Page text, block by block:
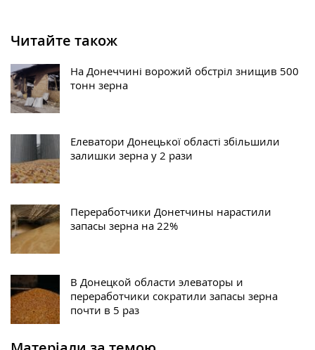
Читайте також
На Донеччині ворожий обстріл знищив 500
тонн зерна
Елеватори Донецької області збільшили
залишки зерна у 2 рази
Переработчики Донетчины нарастили
запасы зерна на 22%
В Донецкой области элеваторы и
переработчики сократили запасы зерна
почти в 5 раз